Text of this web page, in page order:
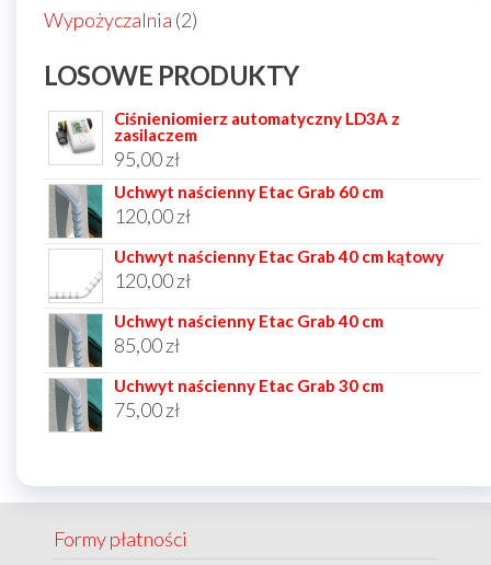
Wypożyczalnia 22
LOSOWE PRODUKTY
Ciśnieniomierz automatyczny LD3A z
zasilaczem
95,00zł
Uchwyt naścienny Etac Grab 60 cm
120,00zł
Uchwyt naścienny Etac Grab 40 cm kątowy
120,00zł
Uchwyt naścienny Etac Grab 40 cm
85,00zł
Uchwyt naścienny Etac Grab 30 cm
75,00zł
Formy płatności